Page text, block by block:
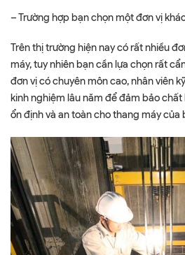
– Trường hợp bạn chọn một đơn vị
Trên thị trường hiện nay có rất nhiều
máy, tuy nhiên bạn cần lựa chọn rất
đơn vị có chuyên môn cao, nhân viên
kinh nghiệm lâu năm để đảm bảo
ổn định và an toàn cho thang máy của